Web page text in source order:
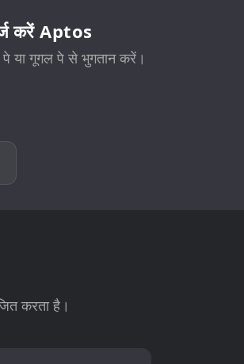
करें Aptos
पे या गूगल पे से भुगतान करें।
करता है।